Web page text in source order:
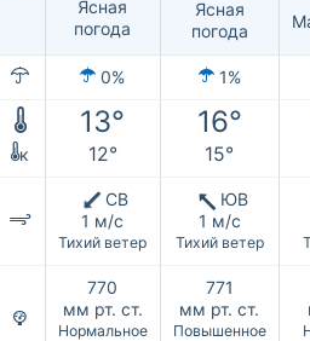
Ясная
погода
Ясная
погода
0% 1%
13° 16°
к 12° 15°
СВ
1 м/с
Тихий ветер
ЮВ
1 м/с
Тихий ветер
770
мм рт. ст.
Нормальное
771
мм рт. ст.
Повышенное